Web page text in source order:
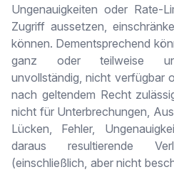
Ungenauigkeiten oder Rate-
Zugriff aussetzen,
können. Dementsprechend
ganz oder teilweise
unvollständig, nicht verfügbar
nach geltendem Recht
nicht für Unterbrechungen,
Lücken, Fehler,
daraus resultierende
(einschließlich, aber nicht